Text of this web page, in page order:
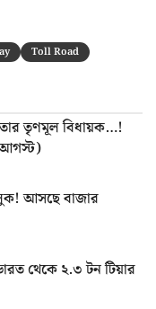
Toll Road
তৃণমূল বিধায়ক…!
লুক! আসছে বাজার
থেকে ২.৩ টন টিয়ার